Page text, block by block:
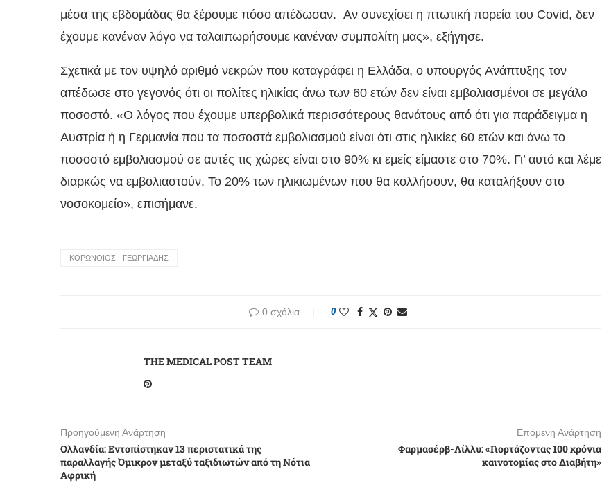
μέσα της εβδομάδας θα ξέρουμε πόσο απέδωσαν. Αν συνεχίσει η πτωτική πορεία του Covid, δεν
έχουμε κανέναν λόγο να ταλαιπωρήσουμε κανέναν συμπολίτη μας», εξήγησε.
Σχετικά με τον υψηλό αριθμό νεκρών που καταγράφει η Ελλάδα, ο υπουργός Ανάπτυξης τον
απέδωσε στο γεγονός ότι οι πολίτες ηλικίας άνω των 60 ετών δεν είναι εμβολιασμένοι σε μεγάλο
ποσοστό. «Ο λόγος που έχουμε υπερβολικά περισσότερους θανάτους από ότι για παράδειγμα η
Αυστρία ή η Γερμανία που τα ποσοστά εμβολιασμού είναι ότι στις ηλικίες 60 ετών και άνω το
ποσοστό εμβολιασμού σε αυτές τις χώρες είναι στο 90% κι εμείς είμαστε στο 70%. Γι’ αυτό και λέμε
διαρκώς να εμβολιαστούν. Το 20% των ηλικιωμένων που θα κολλήσουν, θα καταλήξουν στο
νοσοκομείο», επισήμανε.
ΚΟΡΩΝΟΪΌΣ - ΓΕΩΡΓΙΆΔΗΣ
0 σχόλια 0
THE MEDICAL POST TEAM
Προηγούμενη Ανάρτηση
Ολλανδία: Εντοπίστηκαν 13 περιστατικά της
παραλλαγής Όμικρον μεταξύ ταξιδιωτών από τη Νότια
Αφρική
Επόμενη Ανάρτηση
Φαρμασέρβ-Λίλλυ: «Γιορτάζοντας 100 χρόνια
καινοτομίας στο Διαβήτη»